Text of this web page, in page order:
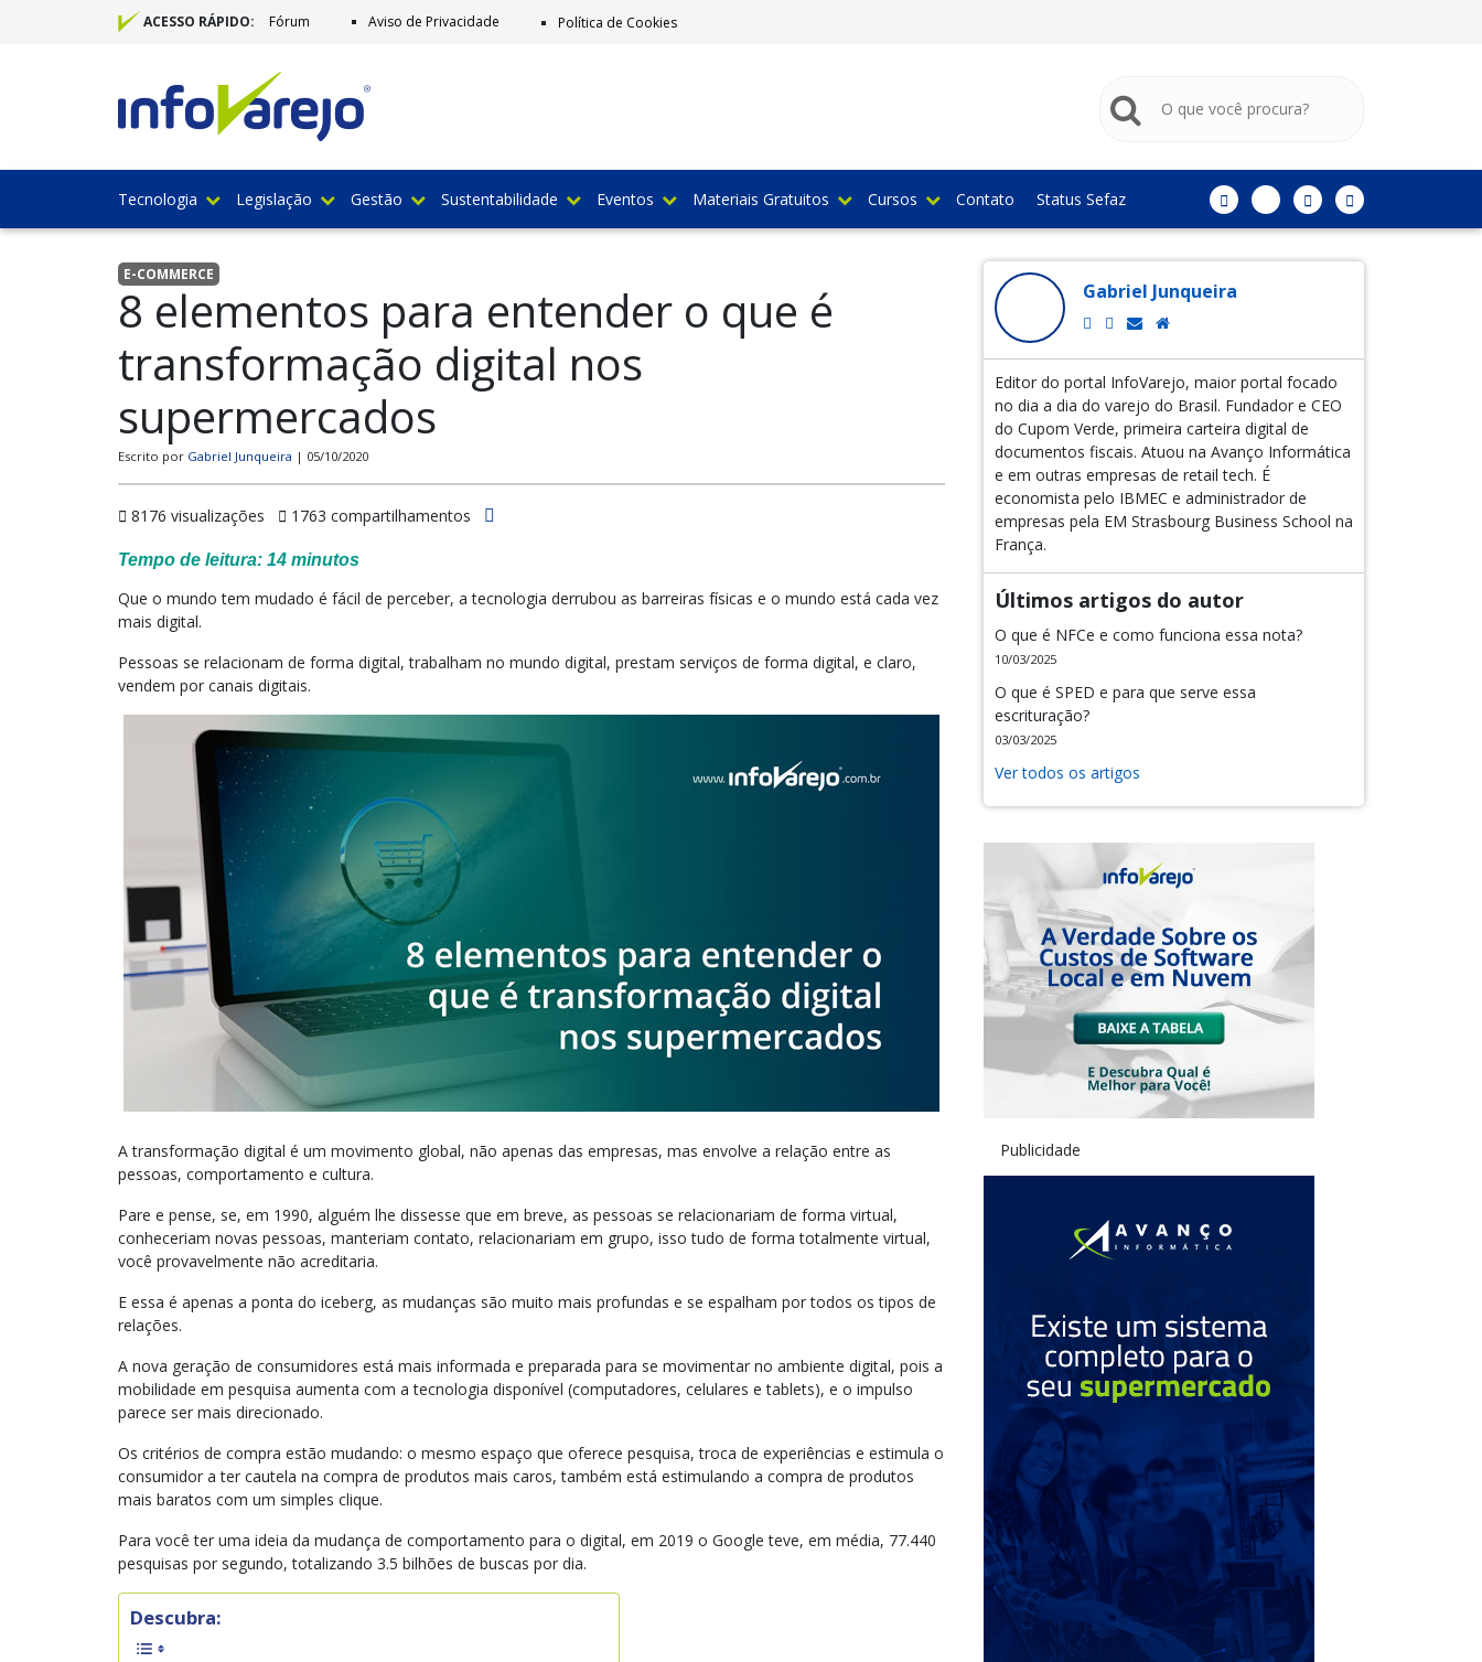
ACESSO RÁPIDO: Fórum Aviso de Privacidade Política de Cookies
Tecnologia Legislação Gestão Sustentabilidade Eventos Materiais Gratuitos Cursos Contato Status Sefaz
E-COMMERCE
8 elementos para entender o que é
transformação digital nos
supermercados
Escrito por Gabriel Junqueira | 05/10/2020
8176 visualizações 1763 compartilhamentos
Tempo de leitura: 14 minutos
Que o mundo tem mudado é fácil de perceber, a tecnologia derrubou as barreiras físicas e o mundo está cada vez
mais digital.
Pessoas se relacionam de forma digital, trabalham no mundo digital, prestam serviços de forma digital, e claro,
vendem por canais digitais.
A transformação digital é um movimento global, não apenas das empresas, mas envolve a relação entre as
pessoas, comportamento e cultura.
Pare e pense, se, em 1990, alguém lhe dissesse que em breve, as pessoas se relacionariam de forma virtual,
conheceriam novas pessoas, manteriam contato, relacionariam em grupo, isso tudo de forma totalmente virtual,
você provavelmente não acreditaria.
E essa é apenas a ponta do iceberg, as mudanças são muito mais profundas e se espalham por todos os tipos de
relações.
A nova geração de consumidores está mais informada e preparada para se movimentar no ambiente digital, pois a
mobilidade em pesquisa aumenta com a tecnologia disponível (computadores, celulares e tablets), e o impulso
parece ser mais direcionado.
Os critérios de compra estão mudando: o mesmo espaço que oferece pesquisa, troca de experiências e estimula o
consumidor a ter cautela na compra de produtos mais caros, também está estimulando a compra de produtos
mais baratos com um simples clique.
Para você ter uma ideia da mudança de comportamento para o digital, em 2019 o Google teve, em média, 77.440
pesquisas por segundo, totalizando 3.5 bilhões de buscas por dia.
Descubra:
Gabriel Junqueira
Editor do portal InfoVarejo, maior portal focado
no dia a dia do varejo do Brasil. Fundador e CEO
do Cupom Verde, primeira carteira digital de
documentos fiscais. Atuou na Avanço Informática
e em outras empresas de retail tech. É
economista pelo IBMEC e administrador de
empresas pela EM Strasbourg Business School na
França.
Últimos artigos do autor
O que é NFCe e como funciona essa nota?
10/03/2025
O que é SPED e para que serve essa
escrituração?
03/03/2025
Ver todos os artigos
Publicidade